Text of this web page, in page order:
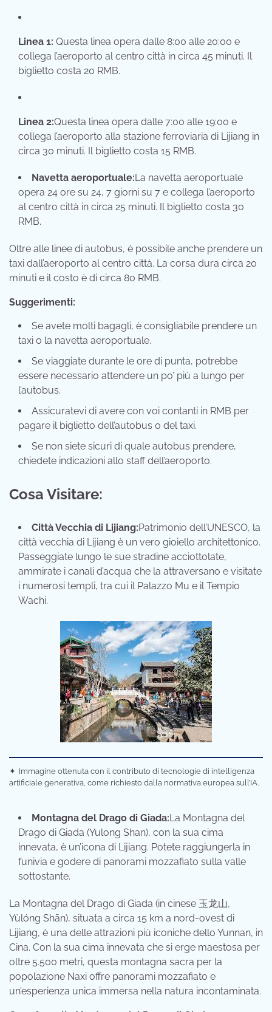
Linea 1: Questa linea opera dalle 8:00 alle 20:00 e
collega l’aeroporto al centro città in circa 45 minuti. Il
biglietto costa 20 RMB.
Linea 2:Questa linea opera dalle 7:00 alle 19:00 e
collega l’aeroporto alla stazione ferroviaria di Lijiang in
circa 30 minuti. Il biglietto costa 15 RMB.
Navetta aeroportuale:La navetta aeroportuale
opera 24 ore su 24, 7 giorni su 7 e collega l’aeroporto
al centro città in circa 25 minuti. Il biglietto costa 30
RMB.
Oltre alle linee di autobus, è possibile anche prendere un
taxi dall’aeroporto al centro città. La corsa dura circa 20
minuti e il costo è di circa 80 RMB.
Suggerimenti:
Se avete molti bagagli, è consigliabile prendere un
taxi o la navetta aeroportuale.
Se viaggiate durante le ore di punta, potrebbe
essere necessario attendere un po’ più a lungo per
l’autobus.
Assicuratevi di avere con voi contanti in RMB per
pagare il biglietto dell’autobus o del taxi.
Se non siete sicuri di quale autobus prendere,
chiedete indicazioni allo staff dell’aeroporto.
Cosa Visitare:
Città Vecchia di Lijiang:Patrimonio dell’UNESCO, la
città vecchia di Lijiang è un vero gioiello architettonico.
Passeggiate lungo le sue stradine acciottolate,
ammirate i canali d’acqua che la attraversano e visitate
i numerosi templi, tra cui il Palazzo Mu e il Tempio
Wachi.
✦ Immagine ottenuta con il contributo di tecnologie di intelligenza
artificiale generativa, come richiesto dalla normativa europea sull’IA.
Montagna del Drago di Giada:La Montagna del
Drago di Giada (Yulong Shan), con la sua cima
innevata, è un’icona di Lijiang. Potete raggiungerla in
funivia e godere di panorami mozzafiato sulla valle
sottostante.
La Montagna del Drago di Giada (in cinese 玉龙山,
Yùlóng Shān), situata a circa 15 km a nord-ovest di
Lijiang, è una delle attrazioni più iconiche dello Yunnan, in
Cina. Con la sua cima innevata che si erge maestosa per
oltre 5.500 metri, questa montagna sacra per la
popolazione Naxi offre panorami mozzafiato e
un’esperienza unica immersa nella natura incontaminata.